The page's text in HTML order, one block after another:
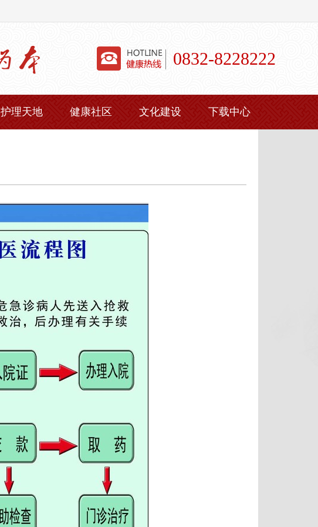
0832-8228222
护理天地 健康社区 文化建设 下载中心